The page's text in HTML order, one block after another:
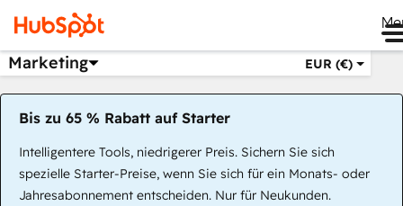
Marketing EUR (€)
Bis zu 65 % Rabatt auf Starter
Intelligentere Tools, niedrigerer Preis. Sichern Sie sich
spezielle Starter-Preise, wenn Sie sich für ein Monats- oder
Jahresabonnement entscheiden. Nur für Neukunden.